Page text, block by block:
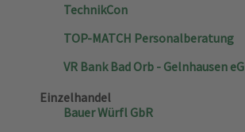
TechnikCon
TOP-MATCH Personalberatung
VR Bank Bad Orb - Gelnhausen eG
Einzelhandel
Bauer Würfl GbR